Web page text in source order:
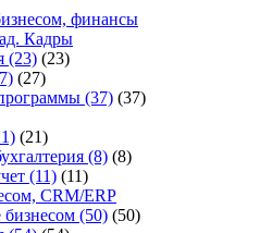
финансы
Кадры
(23) (23)
(27)
(37) (37)
(21)
(8) (8)
(11) (11)
CRM/ERP
бизнесом (50) (50)